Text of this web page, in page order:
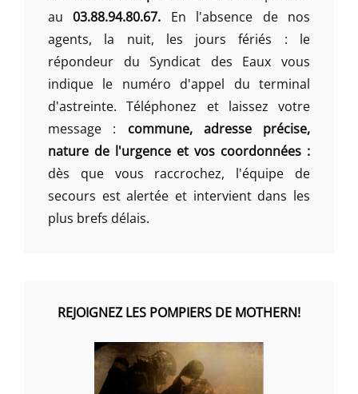
au03.88.94.80.67. En l'absence de nos
agents, la nuit, les jours fériés : le
répondeur du Syndicat des Eaux vous
indique le numéro d'appel du terminal
d'astreinte. Téléphonez et laissez votre
message : commune, adresse précise,
nature de l'urgence et vos coordonnées :
dès que vous raccrochez, l'équipe de
secours est alertée et intervient dans les
plus brefs délais.
REJOIGNEZ LES POMPIERS DE MOTHERN!